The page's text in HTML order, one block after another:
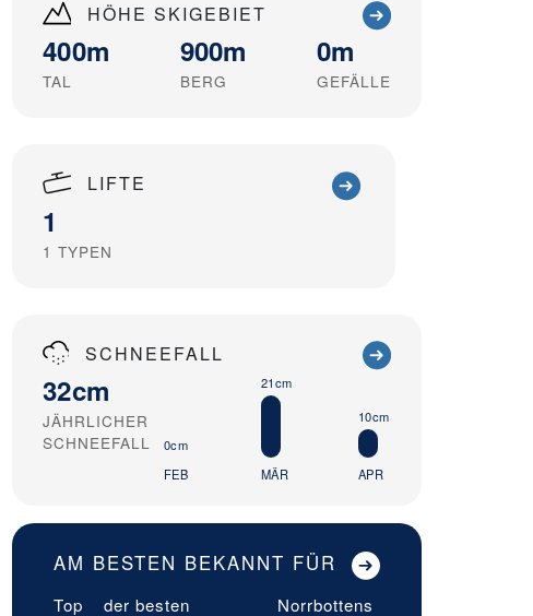
HÖHE SKIGEBIET
400m
TAL
900m
BERG
0m
GEFÄLLE
LIFTE
1
1 TYPEN
SCHNEEFALL
32cm
JÄHRLICHER
SCHNEEFALL
0cm
FEB
21cm
MÄR
10cm
APR
AM BESTEN BEKANNT FÜR
Top
der besten
Norrbottens